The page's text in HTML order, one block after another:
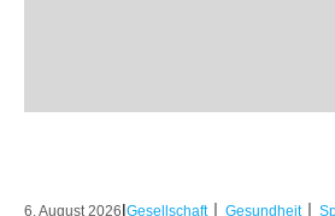
6. August 2026|Gesellschaft | Gesundheit |